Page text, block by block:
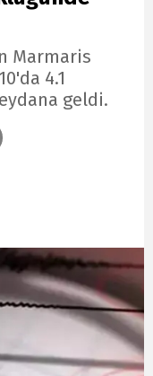
Marmaris
4.1
geldi.